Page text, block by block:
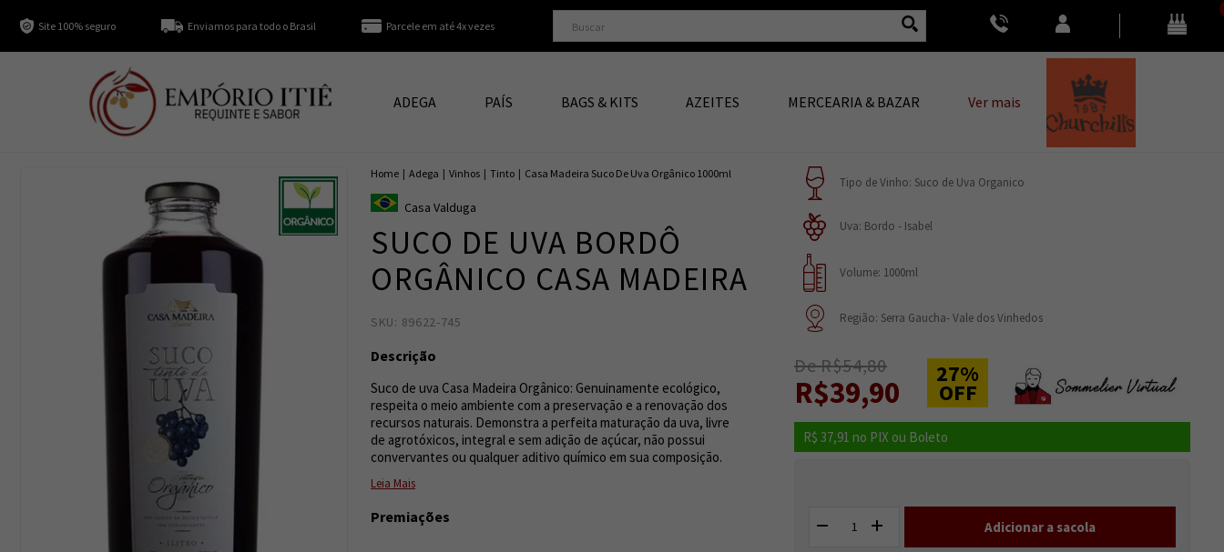
Site 100% seguro Enviamos para todo o Brasil Parcele em até 4x vezes
ADEGA PAÍS BAGS & KITS AZEITES MERCEARIA & BAZAR Ver mais
Home | Adega | Vinhos | Tinto | Casa Madeira Suco De Uva Orgânico 1000ml
Casa Valduga
SUCO DE UVA BORDÔ
ORGÂNICO CASA MADEIRA
SKU: 89622-745
Descrição
Suco de uva Casa Madeira Orgânico: Genuinamente ecológico,
respeita o meio ambiente com a preservação e a renovação dos
recursos naturais. Demonstra a perfeita maturação da uva, livre
de agrotóxicos, integral e sem adição de açúcar, não possui
convervantes ou qualquer aditivo químico em sua composição.
Leia Mais
Premiações
Tipo de Vinho: Suco de Uva Organico
Uva: Bordo - Isabel
Volume: 1000ml
Região: Serra Gaucha- Vale dos Vinhedos
De R$54,80
R$39,90 27%
OFF
R$ 37,91 no PIX ou Boleto